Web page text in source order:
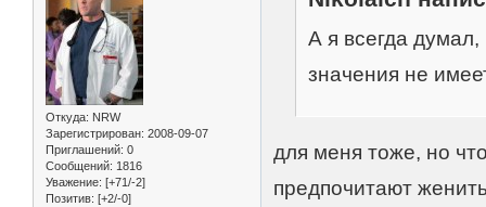
Откуда: NRW
Зарегистрирован: 2008-09-07
Приглашений: 0
Сообщений: 1816
Уважение: [+71/-2]
Позитив: [+2/-0]
А я всегда
значения не
для меня тоже, но
предпочитают